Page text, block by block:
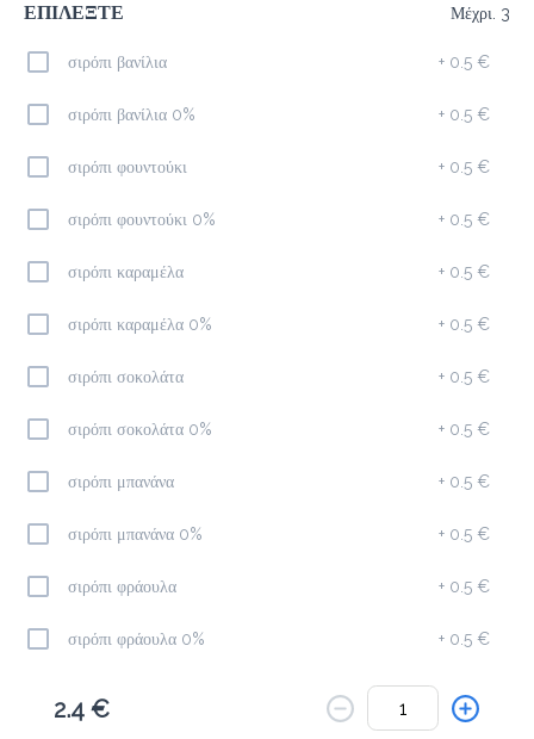
Το μενού δεν είναι διαθέσιμο.
ΕΠΙΛΕΞΤΕ Μέχρι. 3
σιρόπι βανίλια + 0.5 €
σιρόπι βανίλια 0% + 0.5 €
σιρόπι φουντούκι + 0.5 €
σιρόπι φουντούκι 0% + 0.5 €
σιρόπι καραμέλα + 0.5 €
σιρόπι καραμέλα 0% + 0.5 €
σιρόπι σοκολάτα + 0.5 €
σιρόπι σοκολάτα 0% + 0.5 €
σιρόπι μπανάνα + 0.5 €
σιρόπι μπανάνα 0% + 0.5 €
σιρόπι φράουλα + 0.5 €
σιρόπι φράουλα 0% + 0.5 €
0.5 €
2.4 €